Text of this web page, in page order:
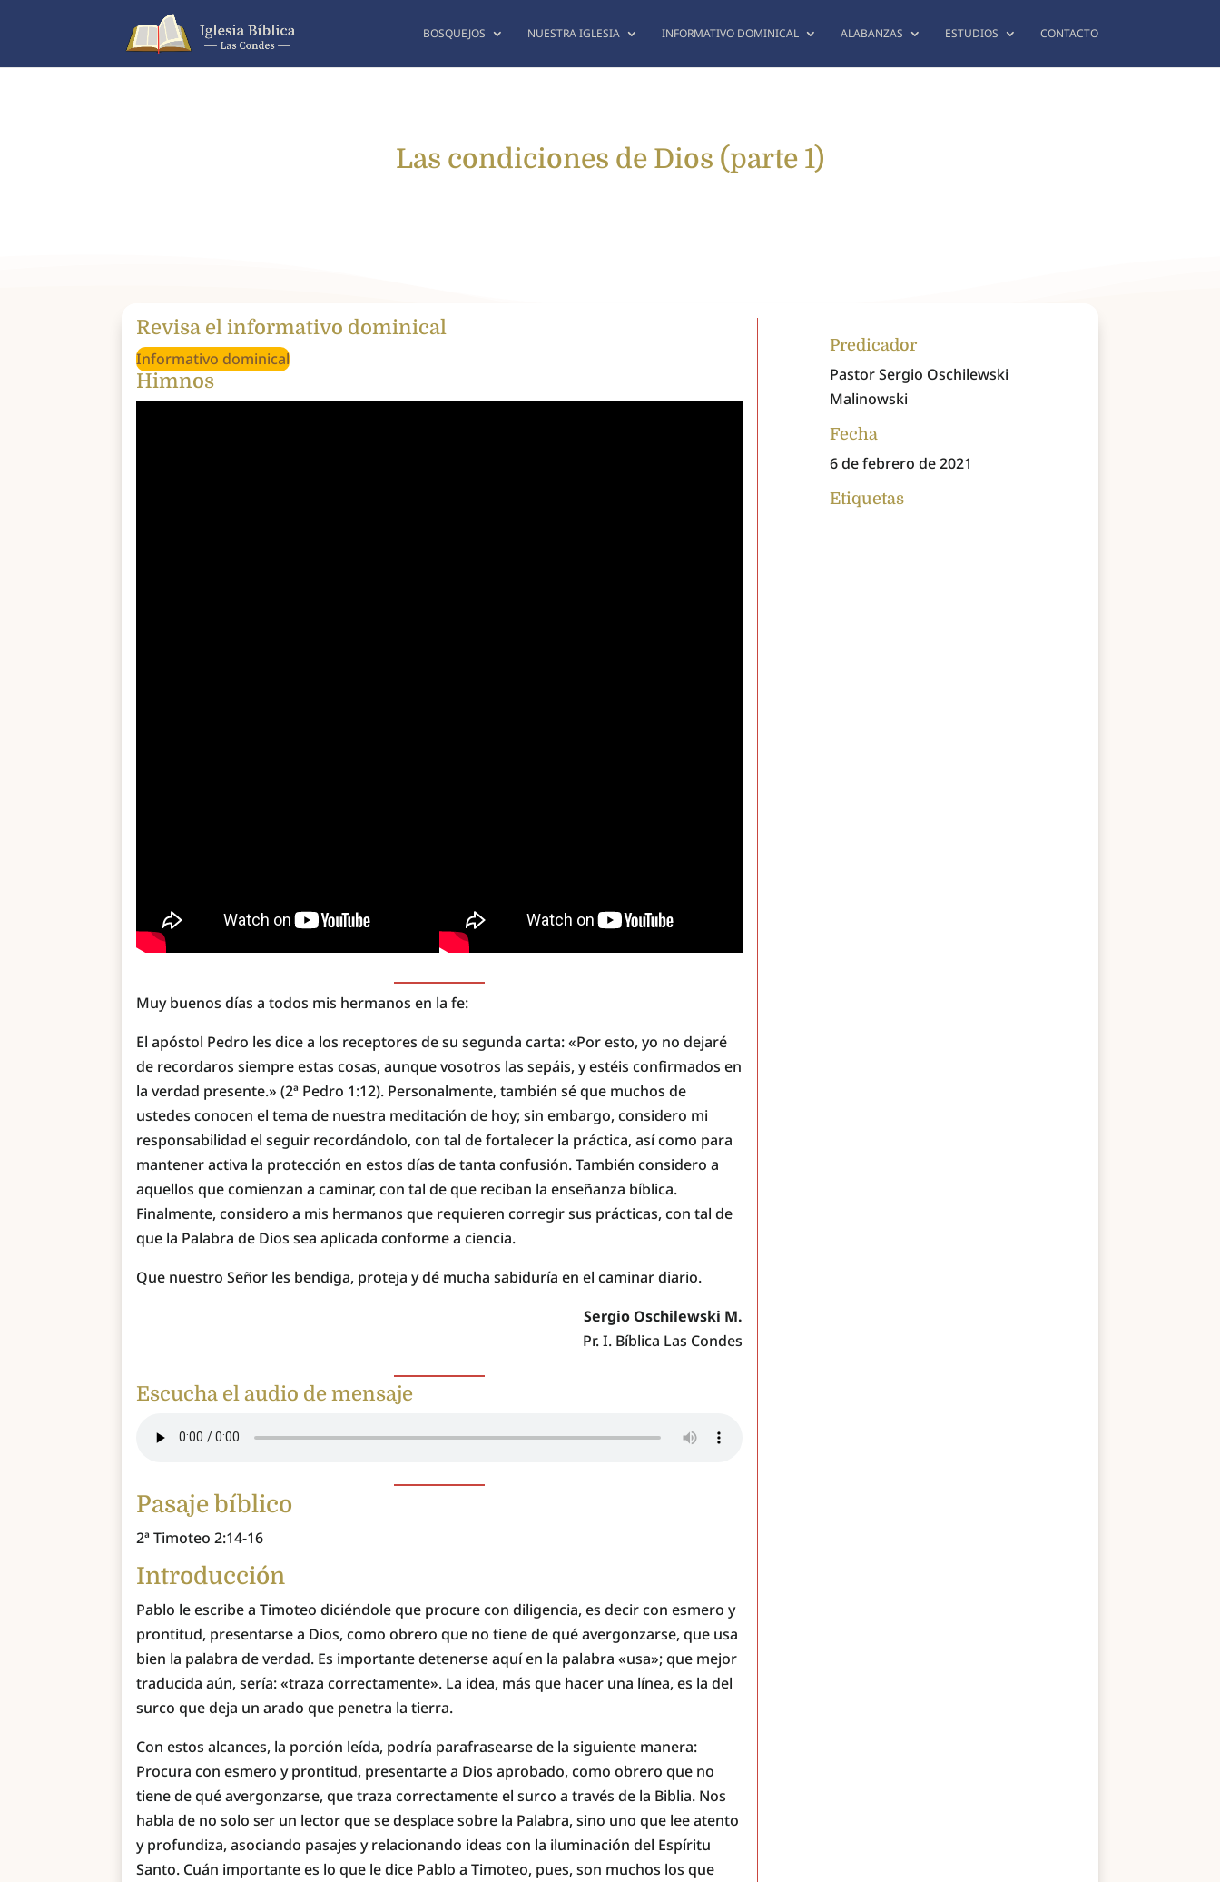
BOSQUEJOS NUESTRA IGLESIA INFORMATIVO DOMINICAL ALABANZAS ESTUDIOS CONTACTO
Las condiciones de Dios (parte 1)
Revisa el informativo dominical
Informativo dominical
Himnos
Muy buenos días a todos mis hermanos en la fe:
El apóstol Pedro les dice a los receptores de su segunda carta: «Por esto, yo no dejaré
de recordaros siempre estas cosas, aunque vosotros las sepáis, y estéis confirmados en
la verdad presente.» (2ª Pedro 1:12). Personalmente, también sé que muchos de
ustedes conocen el tema de nuestra meditación de hoy; sin embargo, considero mi
responsabilidad el seguir recordándolo, con tal de fortalecer la práctica, así como para
mantener activa la protección en estos días de tanta confusión. También considero a
aquellos que comienzan a caminar, con tal de que reciban la enseñanza bíblica.
Finalmente, considero a mis hermanos que requieren corregir sus prácticas, con tal de
que la Palabra de Dios sea aplicada conforme a ciencia.
Que nuestro Señor les bendiga, proteja y dé mucha sabiduría en el caminar diario.
Sergio Oschilewski M.
Pr. I. Bíblica Las Condes
Escucha el audio de mensaje
Pasaje bíblico
2ª Timoteo 2:14-16
Introducción
Pablo le escribe a Timoteo diciéndole que procure con diligencia, es decir con esmero y
prontitud, presentarse a Dios, como obrero que no tiene de qué avergonzarse, que usa
bien la palabra de verdad. Es importante detenerse aquí en la palabra «usa»; que mejor
traducida aún, sería: «traza correctamente». La idea, más que hacer una línea, es la del
surco que deja un arado que penetra la tierra.
Con estos alcances, la porción leída, podría parafrasearse de la siguiente manera:
Procura con esmero y prontitud, presentarte a Dios aprobado, como obrero que no
tiene de qué avergonzarse, que traza correctamente el surco a través de la Biblia. Nos
habla de no solo ser un lector que se desplace sobre la Palabra, sino uno que lee atento
y profundiza, asociando pasajes y relacionando ideas con la iluminación del Espíritu
Santo. Cuán importante es lo que le dice Pablo a Timoteo, pues, son muchos los que
Predicador
Pastor Sergio Oschilewski
Malinowski
Fecha
6 de febrero de 2021
Etiquetas